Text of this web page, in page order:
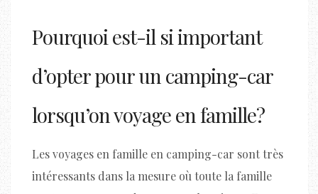
Pourquoi est-il si important
d’opter pour un camping-car
lorsqu’on voyage en famille ?
Les voyages en famille en camping-car sont très
intéressants dans la mesure où toute la famille